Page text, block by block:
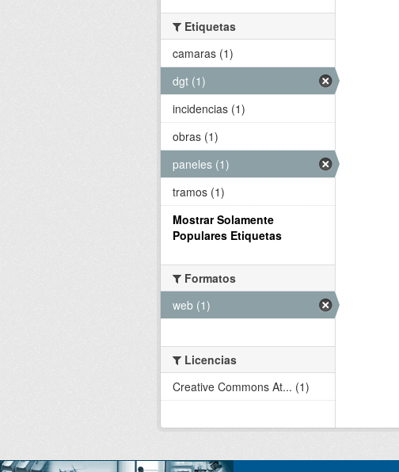
Etiquetas
camaras (1)
dgt (1)
incidencias (1)
obras (1)
paneles (1)
tramos (1)
Mostrar Solamente
Populares Etiquetas
Formatos
web (1)
Licencias
Creative Commons At... (1)